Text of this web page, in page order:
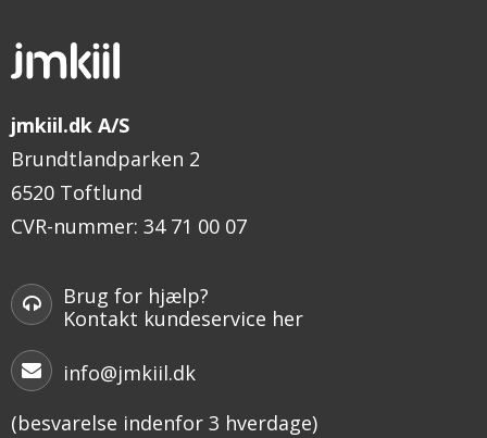
jmkiil.dk A/S
Brundtlandparken 2
6520 Toftlund
CVR-nummer: 34 71 00 07
Brug for hjælp?
Kontakt kundeservice her
info@jmkiil.dk
(besvarelse indenfor 3 hverdage)